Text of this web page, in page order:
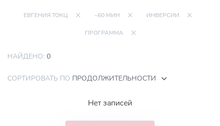
ЕВГЕНИЯ ТОКЦ ~60 МИН ИНВЕРСИИ
ПРОГРАММА
НАЙДЕНО: 0
СОРТИРОВАТЬ ПО ПРОДОЛЖИТЕЛЬНОСТИ
Нет записей